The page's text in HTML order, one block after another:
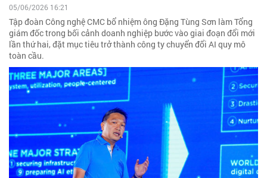
05/06/2026 16:21
Tập đoàn Công nghệ CMC bổ nhiệm ông Đặng Tùng Sơn làm Tổng
giám đốc trong bối cảnh doanh nghiệp bước vào giai đoạn đổi mới
lần thứ hai, đặt mục tiêu trở thành công ty chuyển đổi AI quy mô
toàn cầu.